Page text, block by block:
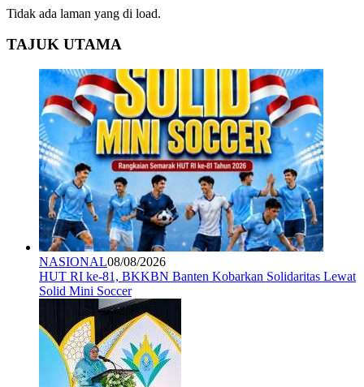
Tidak ada laman yang di load.
TAJUK UTAMA
NASIONAL08/08/2026
HUT RI ke-81, BKKBN Banten Kobarkan Solidaritas Lewat
Solid Mini Soccer